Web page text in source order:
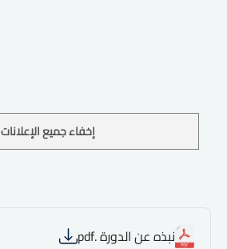
إخفاء جميع الإعلانات
نبذه عن الدورة .pdf